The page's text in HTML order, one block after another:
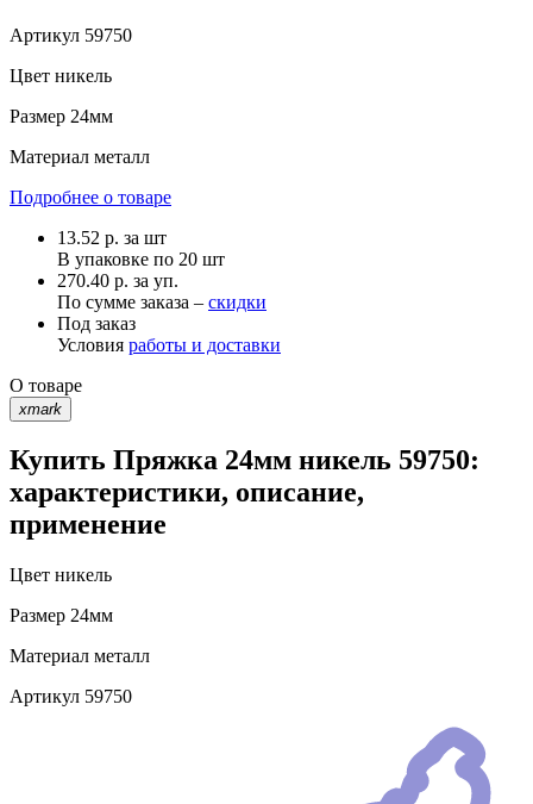
Артикул 59750
Цвет никель
Размер 24мм
Материал металл
Подробнее о товаре
13.52 р. за шт
В упаковке по 20 шт
270.40 р. за уп.
По сумме заказа – скидки
Под заказ
Условия работы и доставки
О товаре
xmark
Купить Пряжка 24мм никель 59750:
характеристики, описание,
применение
Цвет никель
Размер 24мм
Материал металл
Артикул 59750